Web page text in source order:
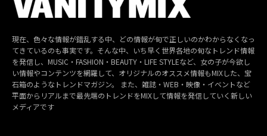
現在、色々な情報が錯乱する中、どの情報が旬で正しいのかわからなくなっ
てきているのも事実です。そんな中、いち早く世界各地の旬なトレンド情報
を発信し、MUSIC・FASHION・BEAUTY・LIFE STYLEなど、女の子が今欲し
い情報やコンテンツを網羅して、オリジナルのオススメ情報もMIXした、宝
石箱のようなトレンドマガジン。 また、雑誌・WEB・映像・イベントなど
平面からリアルまで最先端のトレンドをMIXして情報を発信していく新しい
メディアです